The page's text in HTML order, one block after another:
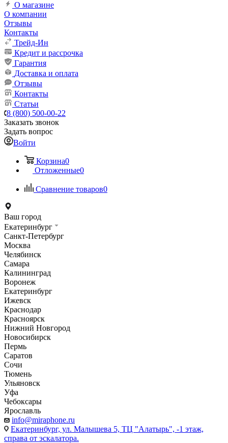
О магазине
О компании
Отзывы
Контакты
Трейд-Ин
Кредит и рассрочка
Гарантия
Доставка и оплата
Отзывы
Контакты
Статьи
8 (800) 500-00-22
Заказать звонок
Задать вопрос
Войти
Корзина0
Отложенные0
Сравнение товаров0
Ваш город
Екатеринбург
Санкт-Петербург
Москва
Челябинск
Самара
Калининград
Воронеж
Екатеринбург
Ижевск
Краснодар
Красноярск
Нижний Новгород
Новосибирск
Пермь
Саратов
Сочи
Тюмень
Ульяновск
Уфа
Чебоксары
Ярославль
info@miraphone.ru
Екатеринбург, ул. Малышева 5, ТЦ "Алатырь", -1 этаж,
справа от эскалатора.